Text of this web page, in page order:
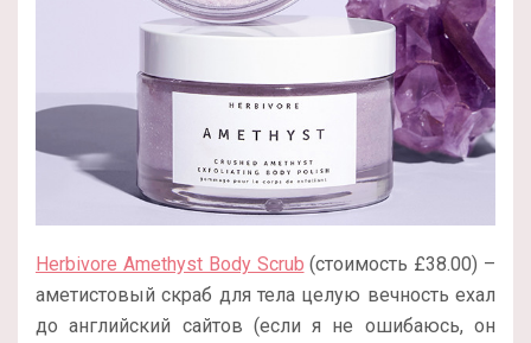
Herbivore Amethyst Body Scrub (стоимость £38.00) –
аметистовый скраб для тела целую вечность ехал
до английский сайтов (если я не ошибаюсь, он